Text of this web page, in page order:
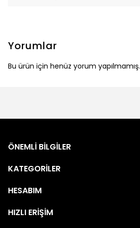
Yorumlar
Bu ürün için henüz yorum yapılmamış.
ÖNEMLİ BİLGİLER
KATEGORİLER
HESABIM
HIZLI ERİŞİM